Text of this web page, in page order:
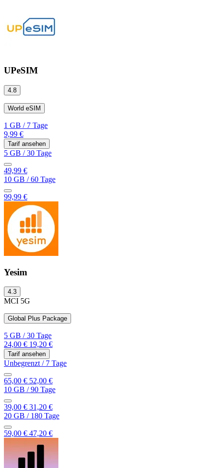
UPeSIM
4.8
World eSIM
1 GB /7 Tage
9,99 €
Tarif ansehen
5 GB /30 Tage
49,99 €
10 GB /60 Tage
99,99 €
Yesim
4.3
MCI 5G
Global Plus Package
5 GB /30 Tage
24,00 € 19,20 €
Tarif ansehen
Unbegrenzt /7 Tage
65,00 € 52,00 €
10 GB /90 Tage
39,00 € 31,20 €
20 GB /180 Tage
59,00 € 47,20 €